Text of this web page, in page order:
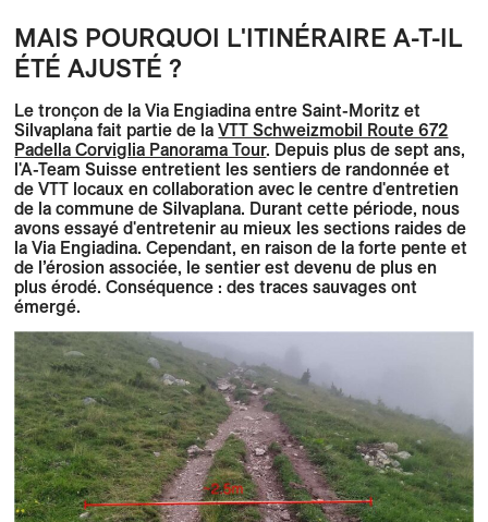
MAIS POURQUOI L'ITINÉRAIRE A-T-IL
ÉTÉ AJUSTÉ ?
Le tronçon de la Via Engiadina entre Saint-Moritz et
Silvaplana fait partie de laVTT Schweizmobil Route 672
Padella Corviglia Panorama Tour. Depuis plus de sept ans,
l'A-Team Suisse entretient les sentiers de randonnée et
de VTT locaux en collaboration avec le centre d'entretien
de la commune de Silvaplana. Durant cette période, nous
avons essayé d'entretenir au mieux les sections raides de
la Via Engiadina. Cependant, en raison de la forte pente et
de l’érosion associée, le sentier est devenu de plus en
plus érodé. Conséquence : des traces sauvages ont
émergé.